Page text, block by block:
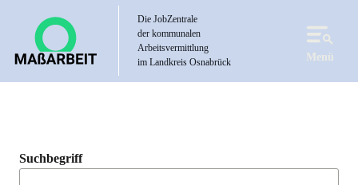
Die JobZentrale
der kommunalen
Arbeitsvermittlung
im Landkreis Osnabrück
Menü
Suchbegriff